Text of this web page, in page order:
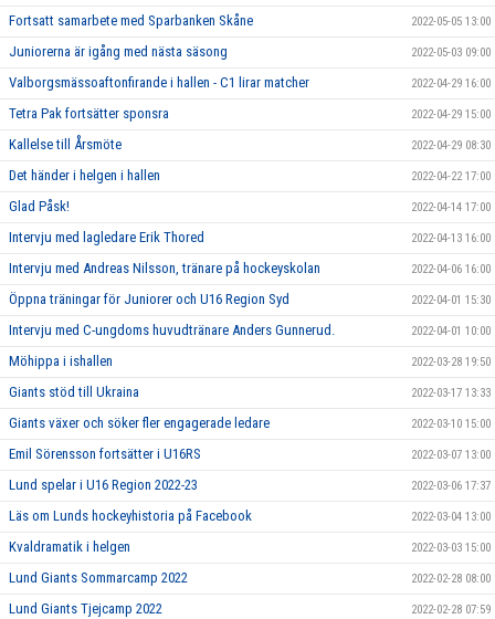
Fortsatt samarbete med Sparbanken Skåne 2022-05-05 13:00
Juniorerna är igång med nästa säsong 2022-05-03 09:00
Valborgsmässoaftonfirande i hallen - C1 lirar matcher 2022-04-29 16:00
Tetra Pak fortsätter sponsra 2022-04-29 15:00
Kallelse till Årsmöte 2022-04-29 08:30
Det händer i helgen i hallen 2022-04-22 17:00
Glad Påsk! 2022-04-14 17:00
Intervju med lagledare Erik Thored 2022-04-13 16:00
Intervju med Andreas Nilsson, tränare på hockeyskolan 2022-04-06 16:00
Öppna träningar för Juniorer och U16 Region Syd 2022-04-01 15:30
Intervju med C-ungdoms huvudtränare Anders Gunnerud. 2022-04-01 10:00
Möhippa i ishallen 2022-03-28 19:50
Giants stöd till Ukraina 2022-03-17 13:33
Giants växer och söker fler engagerade ledare 2022-03-10 15:00
Emil Sörensson fortsätter i U16RS 2022-03-07 13:00
Lund spelar i U16 Region 2022-23 2022-03-06 17:37
Läs om Lunds hockeyhistoria på Facebook 2022-03-04 13:00
Kvaldramatik i helgen 2022-03-03 15:00
Lund Giants Sommarcamp 2022 2022-02-28 08:00
Lund Giants Tjejcamp 2022 2022-02-28 07:59